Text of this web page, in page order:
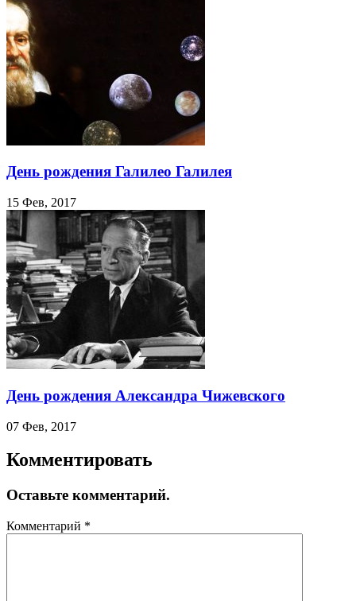
День рождения Галилео Галилея
15 Фев, 2017
День рождения Александра Чижевского
07 Фев, 2017
Комментировать
Оставьте комментарий.
Комментарий *